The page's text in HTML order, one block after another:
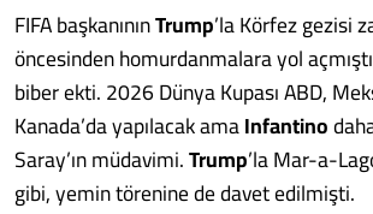
FIFA başkanınınTrump’la Körfez gezisi
öncesinden homurdanmalara yol
biber ekti. 2026 Dünya Kupası ABD,
Kanada’da yapılacak amaInfantino
Saray’ın müdavimi.Trump’la Mar-a-
gibi, yemin törenine de davet edilmişti.